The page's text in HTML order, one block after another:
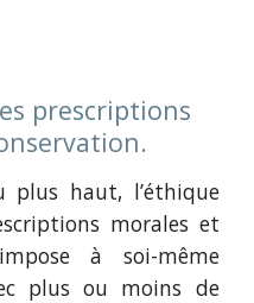
prescriptions
plus haut, l’éthique
morales et
à soi-même
plus ou moins de